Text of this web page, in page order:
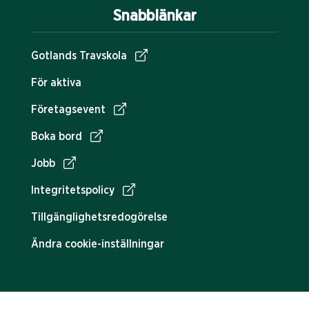
Snabblänkar
Gotlands Travskola
För aktiva
Företagsevent
Boka bord
Jobb
Integritetspolicy
Tillgänglighetsredogörelse
Ändra cookie-inställningar